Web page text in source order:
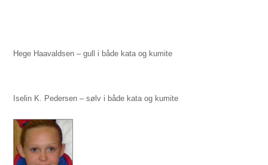
Hege Haavaldsen – gull i både kata og kumite
Iselin K. Pedersen – sølv i både kata og kumite